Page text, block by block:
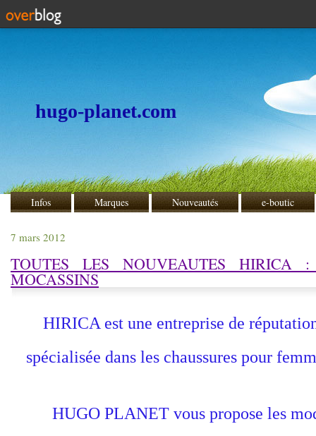
hugo-planet.com
Infos Marques Nouveautés e-boutic
7 mars 2012
TOUTES LES NOUVEAUTES HIRICA
MOCASSINS
HIRICA est une entreprise de
spécialisée dans les chaussures pour
HUGO PLANET vous propose les